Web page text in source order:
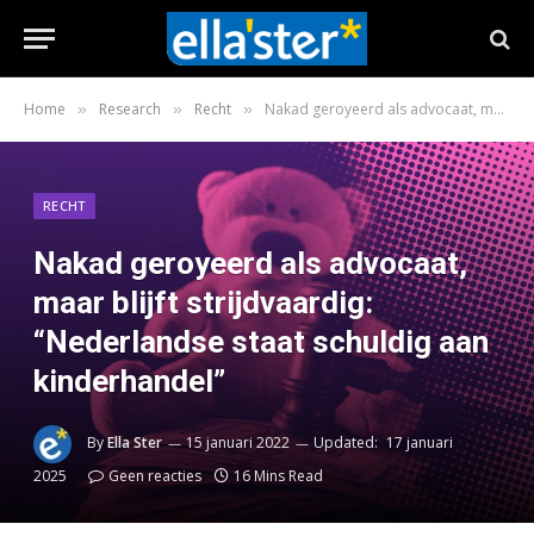
Home » Research » Recht » Nakad geroyeerd als advocaat, maar blijft strijdvaardig: “Nederlandse staat schuldig aan kinderhandel”
RECHT
Nakad geroyeerd als advocaat,
maar blijft strijdvaardig:
“Nederlandse staat schuldig aan
kinderhandel”
ByElla Ster 15 januari 2022 Updated: 17 januari
2025
Geen reacties 16 Mins Read